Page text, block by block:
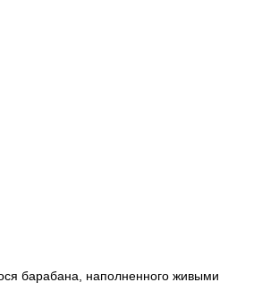
барабана, наполненного живыми